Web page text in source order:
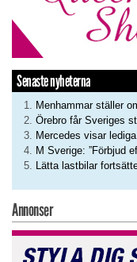
Senaste nyheterna
Menhammar ställer
Örebro får Sveriges
Mercedes visar
M Sverige: ”Förbjud
Lätta lastbilar
Annonser